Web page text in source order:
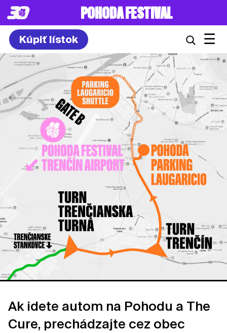
POHODA FESTIVAL
Kúpiť lístok ☰
Ak idete autom na Pohodu a The
Cure, prechádzajte cez obec